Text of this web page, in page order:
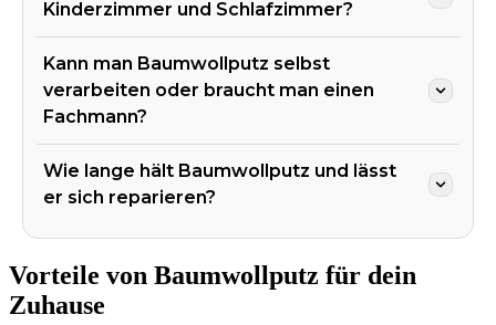
Kinderzimmer und Schlafzimmer?
Kann man Baumwollputz selbst
verarbeiten oder braucht man einen
Fachmann?
Wie lange hält Baumwollputz und lässt
er sich reparieren?
Vorteile von Baumwollputz für dein
Zuhause